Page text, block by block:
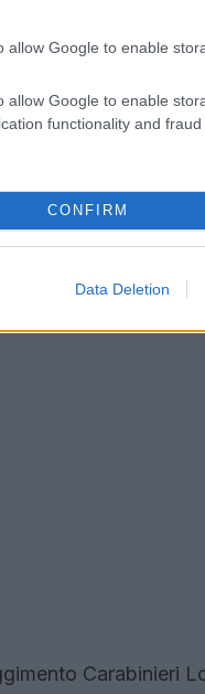
allow Google to enable
allow Google to enable
functionality and
CONFIRM
Data Deletion
di
avuto un ruolo da
che richiamavano
Carabinieri